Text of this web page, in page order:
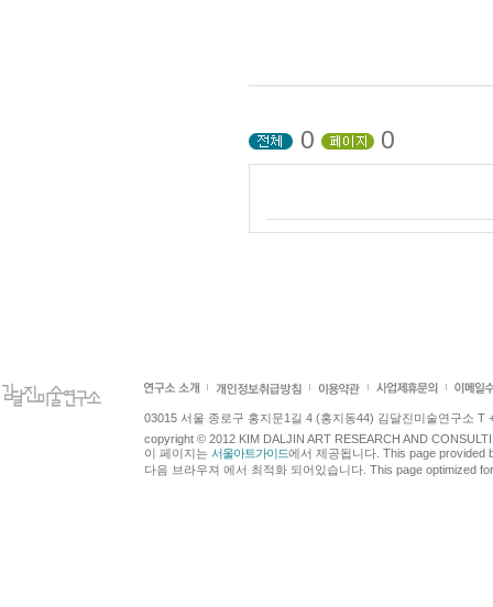
0 0
03015 서울 종로구 홍지문1길 4 (홍지동44) 김달진미술연구소 T
copyright © 2012 KIM DALJIN ART RESEARCH AND
이 페이지는 서울아트가이드에서 제공됩니다. This page provided
다음 브라우져 에서 최적화 되어있습니다. This page optimized